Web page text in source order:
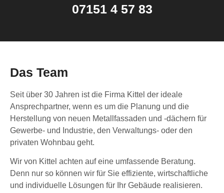
07151 4 57 83
Das Team
Seit über 30 Jahren ist die Firma Kittel der ideale
Ansprechpartner, wenn es um die Planung und die
Herstellung von neuen Metallfassaden und -dächern für
Gewerbe- und Industrie, den Verwaltungs- oder den
privaten Wohnbau geht.
Wir von Kittel achten auf eine umfassende Beratung.
Denn nur so können wir für Sie effiziente, wirtschaftliche
und individuelle Lösungen für Ihr Gebäude realisieren.